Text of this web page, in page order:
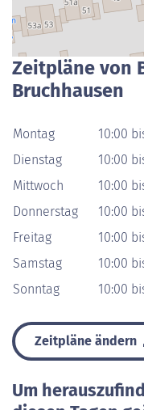
Zeitpläne von
Bruchhausen
Montag
10:00
Dienstag
10:00
Mittwoch
10:00
Donnerstag
10:00
Freitag
10:00
Samstag
10:00
Sonntag
10:00
Zeitpläne ändern
Um